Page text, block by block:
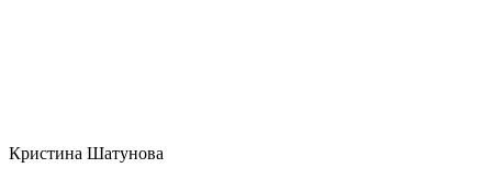
Кристина Шатунова